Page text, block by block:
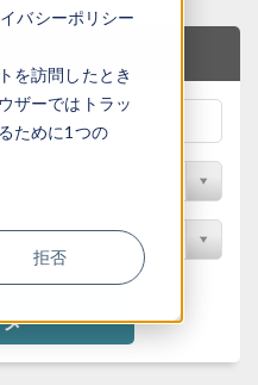
バシーポリシー
を訪問したとき
ザーではトラッ
ために1つの
拒否
ー